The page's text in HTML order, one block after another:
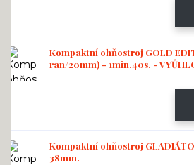
Kompaktní ohňostroj GOLD
ran/20mm) - 1min.40s. -
Kompaktní ohňostroj
38mm.